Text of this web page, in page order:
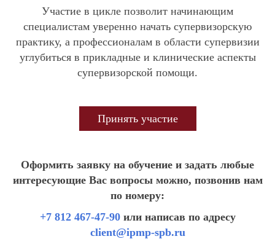
Участие в цикле позволит начинающим
специалистам уверенно начать супервизорскую
практику, а профессионалам в области супервизии
углубиться в прикладные и клинические аспекты
супервизорской помощи.
Принять участие
Оформить заявку на обучение и задать любые
интересующие Вас вопросы можно, позвонив нам
по номеру:
+7 812 467-47-90или написав по адресу
client@ipmp-spb.ru